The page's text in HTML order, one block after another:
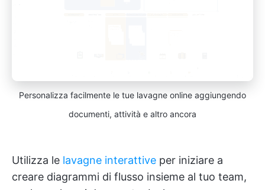
Personalizza facilmente le tue lavagne online aggiungendo
documenti, attività e altro ancora
Utilizza le lavagne interattive per iniziare a
creare diagrammi di flusso insieme al tuo team,